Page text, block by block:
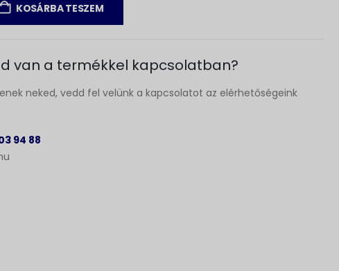
KOSÁRBA TESZEM
van a termékkel kapcsolatban?
neked, vedd fel velünk a kapcsolatot az elérhetőségeink
94 88